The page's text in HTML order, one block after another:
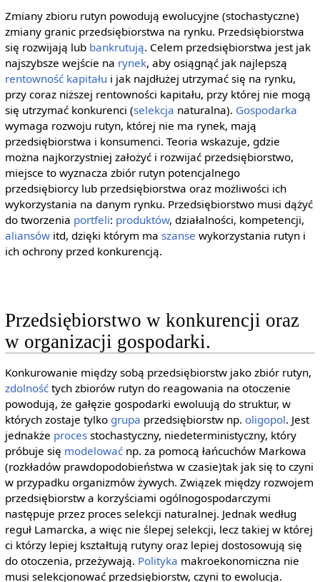
Zmiany zbioru rutyn powodują ewolucyjne (stochastyczne)
zmiany granic przedsiębiorstwa na rynku. Przedsiębiorstwa
się rozwijają lub bankrutują. Celem przedsiębiorstwa jest jak
najszybsze wejście na rynek, aby osiągnąć jak najlepszą
rentowność kapitału i jak najdłużej utrzymać się na rynku,
przy coraz niższej rentowności kapitału, przy której nie mogą
się utrzymać konkurenci (selekcja naturalna). Gospodarka
wymaga rozwoju rutyn, której nie ma rynek, mają
przedsiębiorstwa i konsumenci. Teoria wskazuje, gdzie
można najkorzystniej założyć i rozwijać przedsiębiorstwo,
miejsce to wyznacza zbiór rutyn potencjalnego
przedsiębiorcy lub przedsiębiorstwa oraz możliwości ich
wykorzystania na danym rynku. Przedsiębiorstwo musi dążyć
do tworzenia portfeli: produktów, działalności, kompetencji,
aliansówitd, dzięki którym ma szanse wykorzystania rutyn i
ich ochrony przed konkurencją.
Przedsiębiorstwo w konkurencji oraz
w organizacji gospodarki.
Konkurowanie między sobą przedsiębiorstw jako zbiór rutyn,
zdolnośćtych zbiorów rutyn do reagowania na otoczenie
powodują, że gałęzie gospodarki ewoluują do struktur, w
których zostaje tylko grupa przedsiębiorstw np. oligopol. Jest
jednakże processtochastyczny, niedeterministyczny, który
próbuje się modelowaćnp. za pomocą łańcuchów Markowa
(rozkładów prawdopodobieństwa w czasie)tak jak się to czyni
w przypadku organizmów żywych. Związek między rozwojem
przedsiębiorstw a korzyściami ogólnogospodarczymi
następuje przez proces selekcji naturalnej. Jednak według
reguł Lamarcka, a więc nie ślepej selekcji, lecz takiej w której
ci którzy lepiej kształtują rutyny oraz lepiej dostosowują się
do otoczenia, przeżywają. Polityka makroekonomiczna nie
musi selekcjonować przedsiębiorstw, czyni to ewolucja.